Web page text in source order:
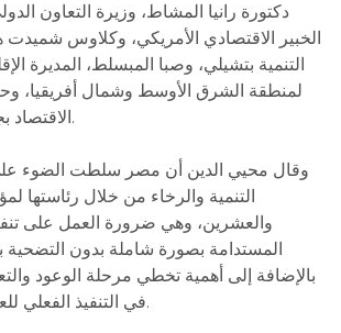
دكتورة رانيا المشاط، وزيرة التعاون
الخبير الاقتصادي الأمريكي، وكلاوس شميدت
التنمية بتشيلي، وصبا المبسلط، المديرة
لمنطقة الشرق الأوسط وشمال أفريقيا،
الاقتصاد بجامعة حمد بن خليفة.
وقال محيي الدين أن مصر سلطت الضوء
التنمية والرخاء من خلال رئاستها
والعشرين، وهي ضرورة العمل على
المستدامة بصورة شاملة بدون التضحية
بالإضافة إلى أهمية تخطي مرحلة الوعود
في التنفيذ الفعلي للعمل التنموي الشامل.